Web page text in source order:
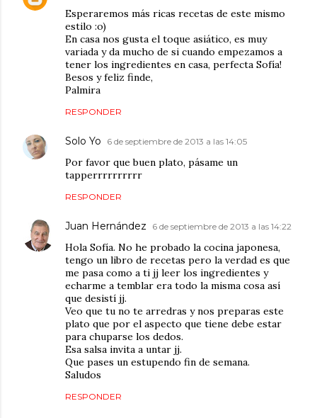
Esperaremos más ricas recetas de este mismo
estilo :o)
En casa nos gusta el toque asiático, es muy
variada y da mucho de si cuando empezamos a
tener los ingredientes en casa, perfecta Sofía!
Besos y feliz finde,
Palmira
RESPONDER
Solo Yo 6 de septiembre de 2013 a las 14:05
Por favor que buen plato, pásame un
tapperrrrrrrrrr
RESPONDER
Juan Hernández 6 de septiembre de 2013 a las 14:22
Hola Sofía. No he probado la cocina japonesa,
tengo un libro de recetas pero la verdad es que
me pasa como a ti jj leer los ingredientes y
echarme a temblar era todo la misma cosa así
que desistí jj.
Veo que tu no te arredras y nos preparas este
plato que por el aspecto que tiene debe estar
para chuparse los dedos.
Esa salsa invita a untar jj.
Que pases un estupendo fin de semana.
Saludos
RESPONDER